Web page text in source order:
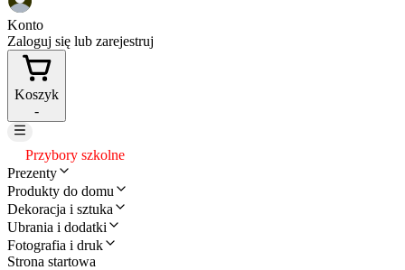
Konto
Zaloguj się lub zarejestruj
Koszyk
-
Przybory szkolne
Prezenty
Produkty do domu
Dekoracja i sztuka
Ubrania i dodatki
Fotografia i druk
Strona startowa